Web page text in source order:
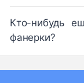
Кто-нибудь
фанерки?